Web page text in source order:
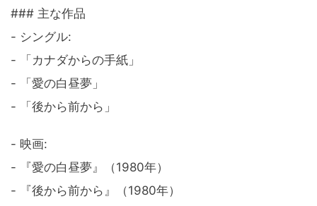
### 主な作品
- シングル:
- 「カナダからの手紙」
- 「愛の白昼夢」
- 「後から前から」
- 映画:
- 『愛の白昼夢』（1980年）
- 『後から前から』（1980年）